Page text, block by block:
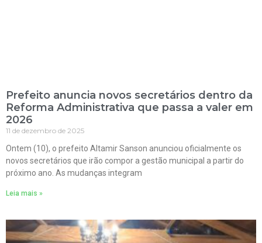
Prefeito anuncia novos secretários dentro da
Reforma Administrativa que passa a valer em
2026
11 de dezembro de 2025
Ontem (10), o prefeito Altamir Sanson anunciou oficialmente os
novos secretários que irão compor a gestão municipal a partir do
próximo ano. As mudanças integram
Leia mais »